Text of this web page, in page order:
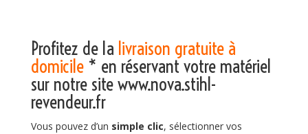
Profitez de la livraison gratuite à
domicile* en réservant votre matériel
sur notre sitewww.nova.stihl-
revendeur.fr
Vous pouvez d’un simple clic, sélectionner vos